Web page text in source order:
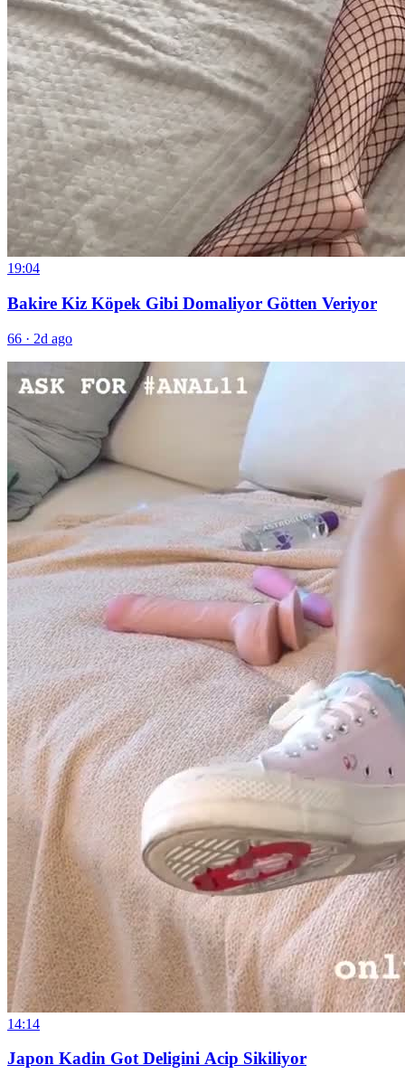
19:04
Bakire Kiz Köpek Gibi Domaliyor Götten Veriyor
66 · 2d ago
14:14
Japon Kadin Got Deligini Acip Sikiliyor